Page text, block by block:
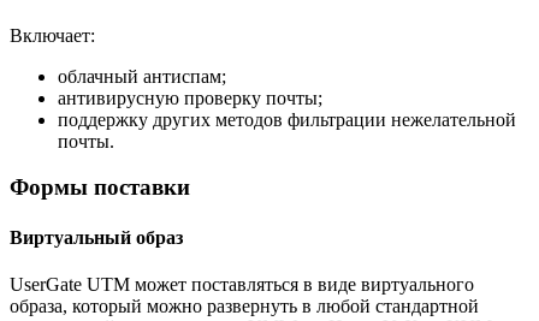
Включает:
облачный антиспам;
антивирусную проверку почты;
поддержку других методов фильтрации нежелательной
почты.
Формы поставки
Виртуальный образ
UserGate UTM может поставляться в виде виртуального
образа, который можно развернуть в любой стандартной